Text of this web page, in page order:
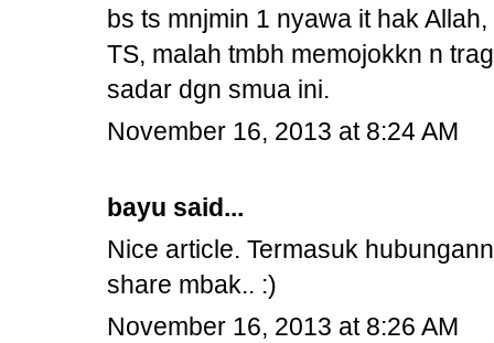
bs ts mnjmin 1 nyawa it hak
TS, malah tmbh memojokkn n
sadar dgn smua ini.
November 16, 2013 at 8:24 AM
bayu said...
Nice article. Termasuk
share mbak.. :)
November 16, 2013 at 8:26 AM